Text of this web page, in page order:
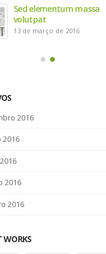
Sed elementum massa
volutpat
13 de março de 2016
2016
2016
2016
2016
WORKS